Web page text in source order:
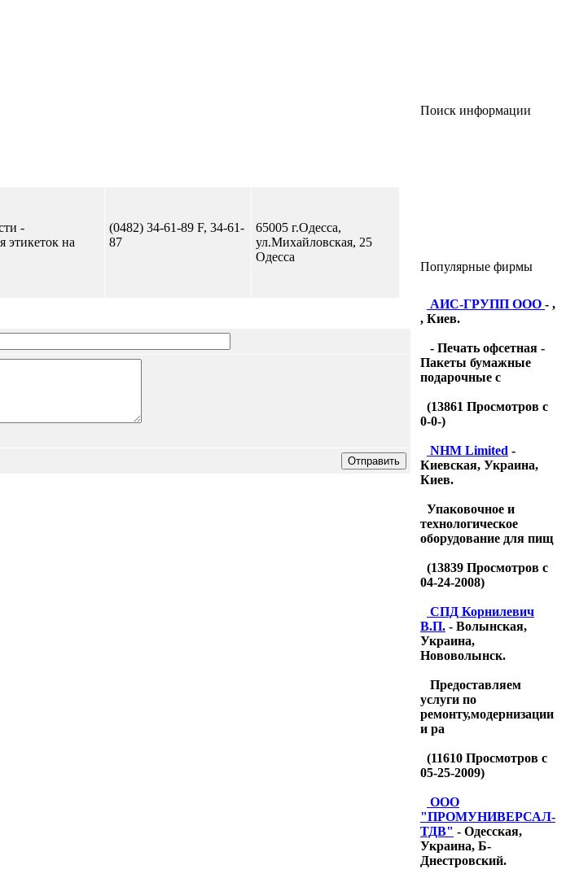
-
этикеток на
(0482) 34-61-89 F, 34-61-
87
65005 г.Одесса,
ул.Михайловская, 25
Одесса
Поиск информации
Популярные фирмы
АИС-ГРУПП ООО - ,
, Киев.
- Печать офсетная -
Пакеты бумажные
подарочные с
(13861 Просмотров с
0-0-)
NHM Limited -
Киевская, Украина,
Киев.
Упаковочное и
технологическое
оборудование для пищ
(13839 Просмотров с
04-24-2008)
CПД Корнилевич
В.П. - Волынская,
Украина,
Нововолынск.
Предоставляем
услуги по
ремонту,модернизации
и ра
(11610 Просмотров с
05-25-2009)
OOO
"ПРОМУНИВЕРСАЛ-
ТДB" - Одесская,
Украина, Б-
Днестровский.